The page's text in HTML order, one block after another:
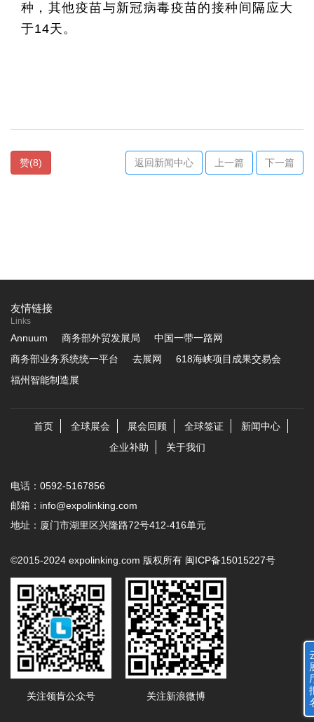
种，其他疫苗与新冠病毒疫苗的接种间隔应大
于14天。
赞(8) 返回新闻中心 上一篇 下一篇
友情链接
Links
Annuum 商务部外贸发展局
中国一带一路网
商务部业务系统统一平台
去展网
618海峡项目成果交易会
福州智能制造展
首页 全球展会 展会回顾 全球签证
新闻中心
企业补助
关于我们
电话：0592-5167856
邮箱：info@expolinking.com
地址：厦门市湖里区兴隆路72号412-416单元
©2015-2024 expolinking.com 版权所有 闽ICP备15015227号
关注领肯公众号 关注新浪微博